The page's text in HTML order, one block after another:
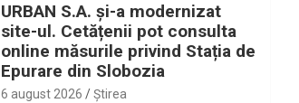
URBAN S.A. și-a modernizat
site-ul. Cetățenii pot consulta
online măsurile privind Stația de
Epurare din Slobozia
6 august 2026 Ştirea